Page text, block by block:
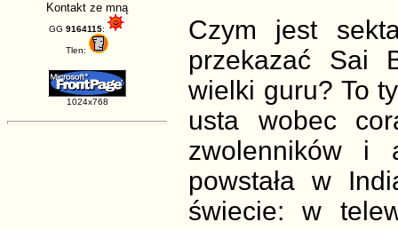
Kontakt ze mną
GG 9164115:
Tlen:
1024x768
Czym jest
przekazać Sai
wielki guru? To
usta wobec
zwolenników i
powstała w
świecie: w